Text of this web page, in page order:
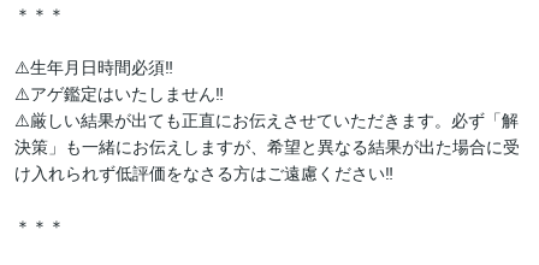
＊＊＊
⚠️生年月日時間必須‼️
⚠️アゲ鑑定はいたしません‼️
⚠️厳しい結果が出ても正直にお伝えさせていただきます。必ず「解
決策」も一緒にお伝えしますが、希望と異なる結果が出た場合に受
け入れられず低評価をなさる方はご遠慮ください‼️
＊＊＊